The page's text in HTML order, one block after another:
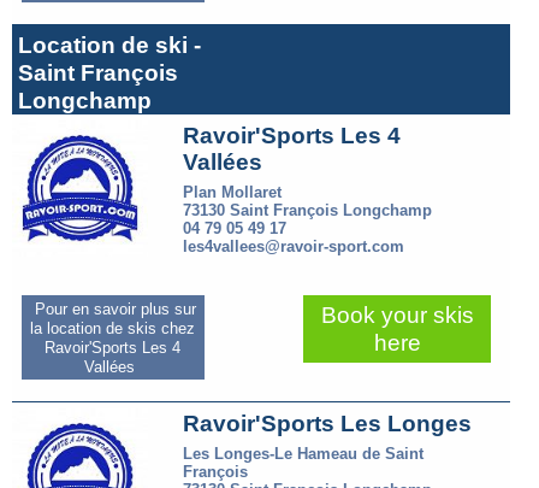
Location de ski -
Saint François
Longchamp
Ravoir'Sports Les 4
Vallées
Plan Mollaret
73130 Saint François Longchamp
04 79 05 49 17
les4vallees@ravoir-sport.com
Pour en savoir plus sur
la location de skis chez
Ravoir'Sports Les 4
Vallées
Book your skis
here
Ravoir'Sports Les Longes
Les Longes-Le Hameau de Saint
François